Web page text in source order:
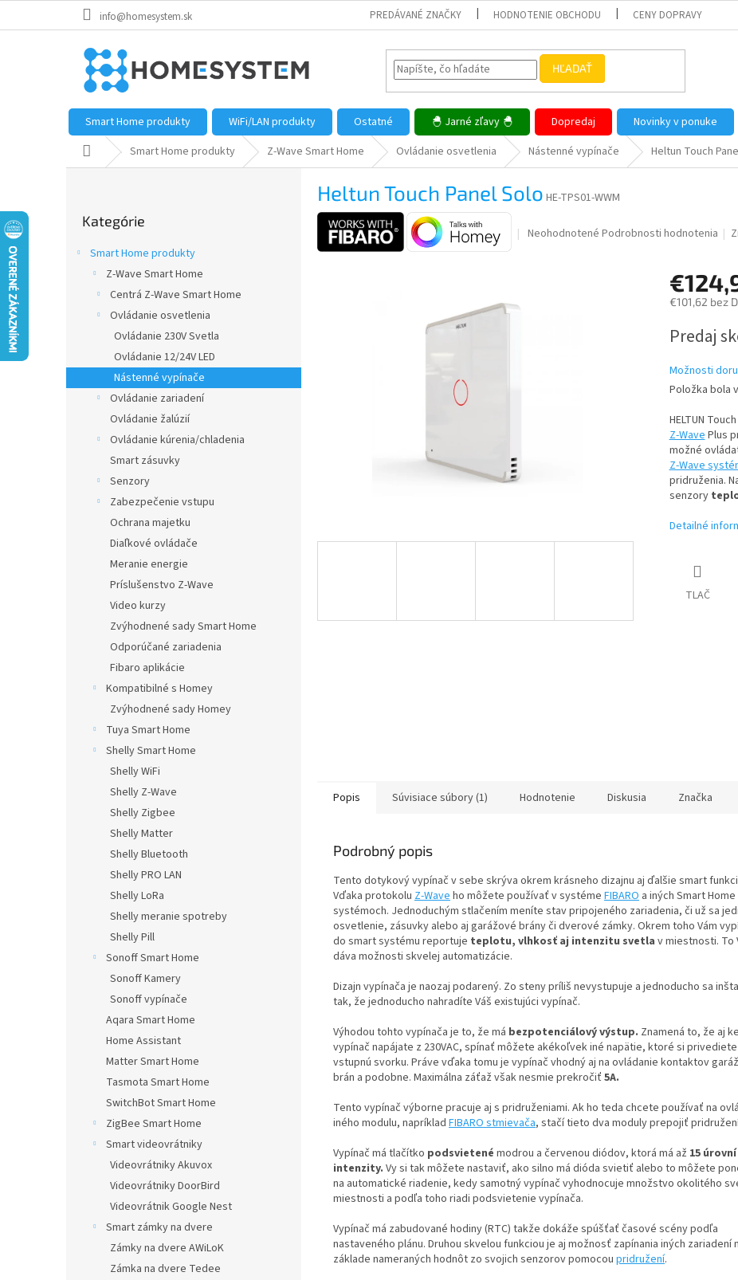
info@homesystem.sk PREDÁVANÉ ZNAČKY HODNOTENIE OBCHODU CENY DOPRAVY
HĽADAŤ
Smart Home produkty WiFi/LAN produkty Ostatné 🐣 Jarné zľavy 🐣 Dopredaj Novinky v ponuke
DomovSmart Home produkty Z-Wave Smart Home Ovládanie osvetlenia Nástenné vypínače Heltun Touch
kategórie
Kategórie
Smart Home produkty
Z-Wave Smart Home
Centrá Z-Wave Smart Home
Ovládanie osvetlenia
Ovládanie 230V Svetla
Ovládanie 12/24V LED
Nástenné vypínače
Ovládanie zariadení
Ovládanie žalúzií
Ovládanie kúrenia/chladenia
Smart zásuvky
Senzory
Zabezpečenie vstupu
Ochrana majetku
Diaľkové ovládače
Meranie energie
Príslušenstvo Z-Wave
Video kurzy
Zvýhodnené sady Smart Home
Odporúčané zariadenia
Fibaro aplikácie
Kompatibilné s Homey
Zvýhodnené sady Homey
Tuya Smart Home
Shelly Smart Home
Shelly WiFi
Shelly Z-Wave
Shelly Zigbee
Shelly Matter
Shelly Bluetooth
Shelly PRO LAN
Shelly LoRa
Shelly meranie spotreby
Shelly Pill
Sonoff Smart Home
Sonoff Kamery
Sonoff vypínače
Aqara Smart Home
Home Assistant
Matter Smart Home
Tasmota Smart Home
SwitchBot Smart Home
ZigBee Smart Home
Smart videovrátniky
Videovrátniky Akuvox
Videovrátniky DoorBird
Videovrátnik Google Nest
Smart zámky na dvere
Zámky na dvere AWiLoK
Zámka na dvere Tedee
Heltun Touch Panel Solo HE-TPS01-WWM
Priemerné
Neohodnotené Podrobnosti hodnotenia
€101,62 bez
cena:
Predaj
Možnosti
Položka bola
HELTUN
Z-WavePlus
možné
Z-Wave
pridruženia.
senzory
Detailné
TLAČ
Popis Súvisiace súbory (1) Hodnotenie Diskusia Značka
Podrobný popis
Tento dotykový vypínač v sebe skrýva okrem krásneho dizajnu aj ďalšie smart
Vďaka protokolu Z-Wave ho môžete používať v systéme FIBARO a iných Smart Home
systémoch. Jednoduchým stlačením meníte stav pripojeného zariadenia, či už sa
osvetlenie, zásuvky alebo aj garážové brány či dverové zámky. Okrem toho Vám
do smart systému reportuje teplotu, vlhkosť aj intenzitu svetla v miestnosti. To
dáva možnosti skvelej automatizácie.
Dizajn vypínača je naozaj podarený. Zo steny príliš nevystupuje a jednoducho sa
tak, že jednoducho nahradíte Váš existujúci vypínač.
Výhodou tohto vypínača je to, že má bezpotenciálový výstup. Znamená to, že aj
vypínač napájate z 230VAC, spínať môžete akékoľvek iné napätie, ktoré si privediete
vstupnú svorku. Práve vďaka tomu je vypínač vhodný aj na ovládanie kontaktov
brán a podobne. Maximálna záťaž však nesmie prekročiť 5A.
Tento vypínač výborne pracuje aj s pridruženiami. Ak ho teda chcete používať na
iného modulu, napríklad FIBARO stmievača, stačí tieto dva moduly prepojiť
Vypínač má tlačítko podsvietené modrou a červenou diódov, ktorá má až 15 úrovní
intenzity. Vy si tak môžete nastaviť, ako silno má dióda svietiť alebo to môžete
na automatické riadenie, kedy samotný vypínač vyhodnocuje množstvo okolitého
miestnosti a podľa toho riadi podsvietenie vypínača.
Vypínač má zabudované hodiny (RTC) takže dokáže spúšťať časové scény podľa
nastaveného plánu. Druhou skvelou funkciou je aj možnosť zapínania iných zariadení
základe nameraných hodnôt zo svojich senzorov pomocou pridružení.